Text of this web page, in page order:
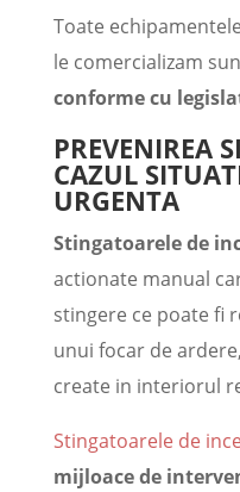
Toate
le comercializam
conforme cu
PREVENIREA
CAZUL
URGENTA
Stingatoarele de
actionate manual
stingere ce poate fi
unui focar de
create in interiorul
Stingatoarele de
mijloace de